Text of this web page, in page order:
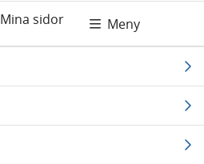
Mina sidor Meny